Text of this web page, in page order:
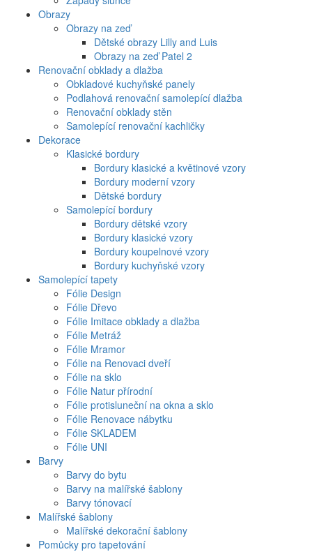
Obrazy
Obrazy na zeď
Dětské obrazy Lilly and Luis
Obrazy na zeď Patel 2
Renovační obklady a dlažba
Obkladové kuchyňské panely
Podlahová renovační samolepící dlažba
Renovační obklady stěn
Samolepící renovační kachličky
Dekorace
Klasické bordury
Bordury klasické a květinové vzory
Bordury moderní vzory
Dětské bordury
Samolepící bordury
Bordury dětské vzory
Bordury klasické vzory
Bordury koupelnové vzory
Bordury kuchyňské vzory
Samolepící tapety
Fólie Design
Fólie Dřevo
Fólie Imitace obklady a dlažba
Fólie Metráž
Fólie Mramor
Fólie na Renovaci dveří
Fólie na sklo
Fólie Natur přírodní
Fólie protisluneční na okna a sklo
Fólie Renovace nábytku
Fólie SKLADEM
Fólie UNI
Barvy
Barvy do bytu
Barvy na malířské šablony
Barvy tónovací
Malířské šablony
Malířské dekorační šablony
Pomůcky pro tapetování